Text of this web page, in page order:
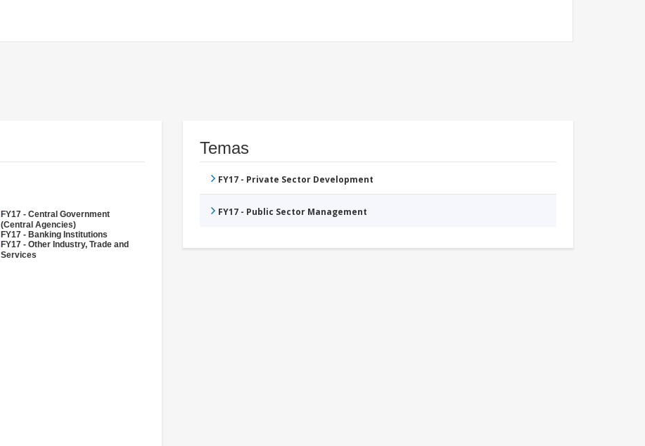
FY17 - Central Government
(Central Agencies)
FY17 - Banking Institutions
FY17 - Other Industry, Trade and
Services
Temas
FY17 - Private Sector Development
FY17 - Public Sector Management